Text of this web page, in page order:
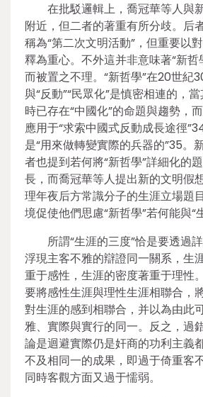
在批駁邏輯上，喬冠華等人與
附近，但二者的著重有所分歧。后
稱為“第二次文明活動”，但重要以
釋為重心。不外這并非意味著“新哲
而被置之不理。“新哲學”在20世紀
與“反動”“民眾化”是慎密相連的，
時已存在“中國化”的命題與趨勢，
應用于“求索中國式反動成長途徑
是“用來做轉變實際的兵器的”35。
者也提到若何將“新哲學”詳細化的
長，而喬冠華等人提出新的文明假
理年夜后方常識分子的生涯立場題
境促使他們思慮“新哲學”若何能與“
所謂“生涯的三度”恰是要透過
浮現主客不雅的辯證同一關系，生
重于感性，生涯的密度著重于理性
要將感性生涯與理性生涯相聯合，
對生涯的感到相聯合，并以為由此
雅、實際與實行的同一。反之，過
論是迴避實際仍是奸商的功利主義
不及相同一的成果，即過于倚重客
同時客觀方面又過于懦弱。